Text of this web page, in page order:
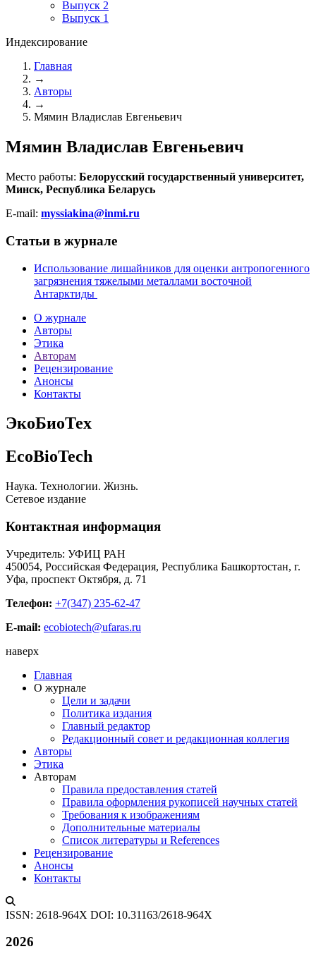
Выпуск 2
Выпуск 1
Индексирование
Главная
→
Авторы
→
Мямин Владислав Евгеньевич
Мямин Владислав Евгеньевич
Место работы: Белорусский государственный университет,
Минск, Республика Беларусь
E-mail: myssiakina@inmi.ru
Статьи в журнале
Использование лишайников для оценки антропогенного
загрязнения тяжелыми металлами восточной
Антарктиды
О журнале
Авторы
Этика
Авторам
Рецензирование
Анонсы
Контакты
ЭкоБиоТех
EcoBioTech
Наука. Технологии. Жизнь.
Сетевое издание
Контактная информация
Учредитель: УФИЦ РАН
450054, Российская Федерация, Республика Башкортостан, г.
Уфа, проспект Октября, д. 71
Телефон: +7(347) 235-62-47
E-mail: ecobiotech@ufaras.ru
наверх
Главная
О журнале
Цели и задачи
Политика издания
Главный редактор
Редакционный совет и редакционная коллегия
Авторы
Этика
Авторам
Правила предоставления статей
Правила оформления рукописей научных статей
Требования к изображениям
Дополнительные материалы
Список литературы и References
Рецензирование
Анонсы
Контакты
ISSN: 2618-964X DOI: 10.31163/2618-964X
2026